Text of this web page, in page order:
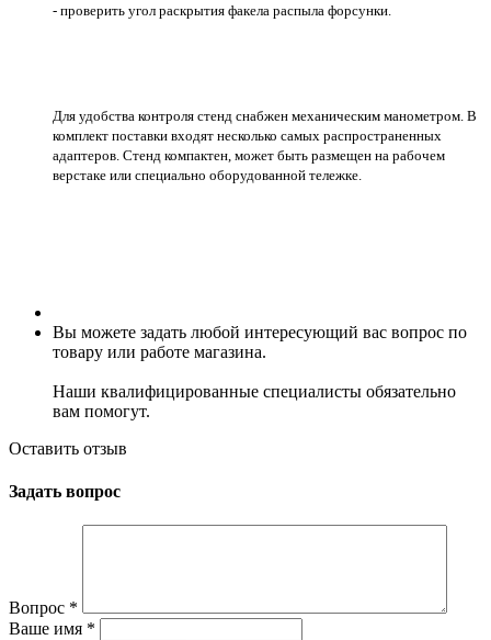
- проверить угол раскрытия факела распыла форсунки.
Для удобства контроля стенд снабжен механическим манометром. В
комплект поставки входят несколько самых распространенных
адаптеров. Стенд компактен, может быть размещен на рабочем
верстаке или специально оборудованной тележке.
Вы можете задать любой интересующий вас вопрос по
товару или работе магазина.
Наши квалифицированные специалисты обязательно
вам помогут.
Оставить отзыв
Задать вопрос
Вопрос *
Ваше имя *